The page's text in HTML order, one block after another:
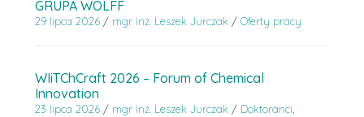
GRUPA WOLFF
29 lipca 2026 / mgr inż. Leszek Jurczak / Oferty pracy
WIiTChCraft 2026 – Forum of Chemical
Innovation
23 lipca 2026 / mgr inż. Leszek Jurczak / Doktoranci,